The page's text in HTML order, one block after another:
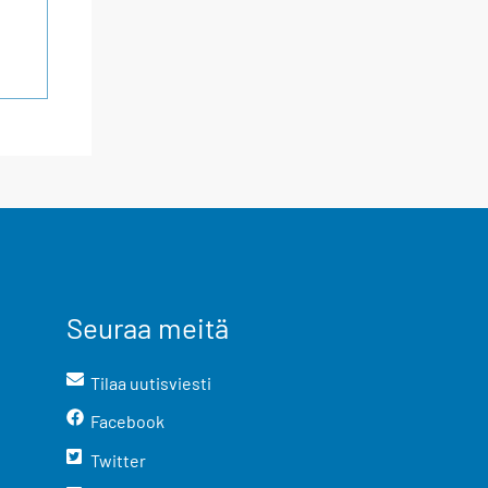
Seuraa meitä
Tilaa uutisviesti
Facebook
Twitter